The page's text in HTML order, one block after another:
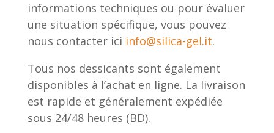
informations techniques ou pour évaluer
une situation spécifique, vous pouvez
nous contacter ici info@silica-gel.it.
Tous nos dessicants sont également
disponibles à l’achat en ligne. La livraison
est rapide et généralement expédiée
sous 24/48 heures (BD).